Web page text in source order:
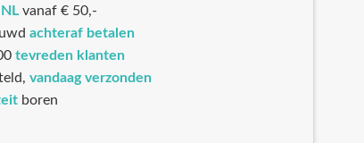
vanaf € 50,-
achteraf betalen
tevreden klanten
vandaag verzonden
boren